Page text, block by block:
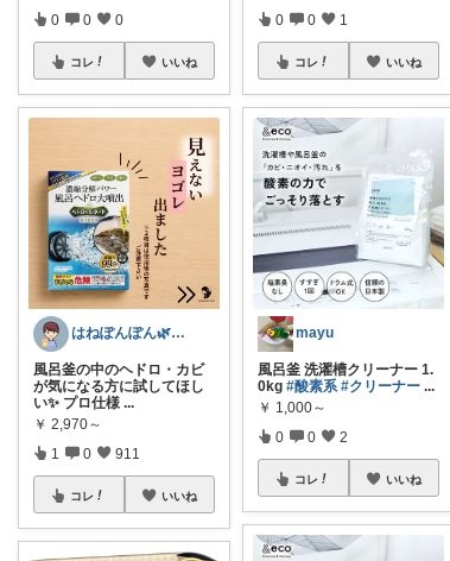
0 0 0
コレ いいね
はねぽんぽん🌿朝コレ4時に変更🌿
風呂釜の中のヘドロ・カビ
が気になる方に試してほし
い✨ プロ仕様 ...
￥ 2,970～
1 0 911
コレ いいね
0 0 1
コレ いいね
mayu
風呂釜 洗濯槽クリーナー 1.
0kg#酸素系 #クリーナー ...
￥ 1,000～
0 0 2
コレ いいね